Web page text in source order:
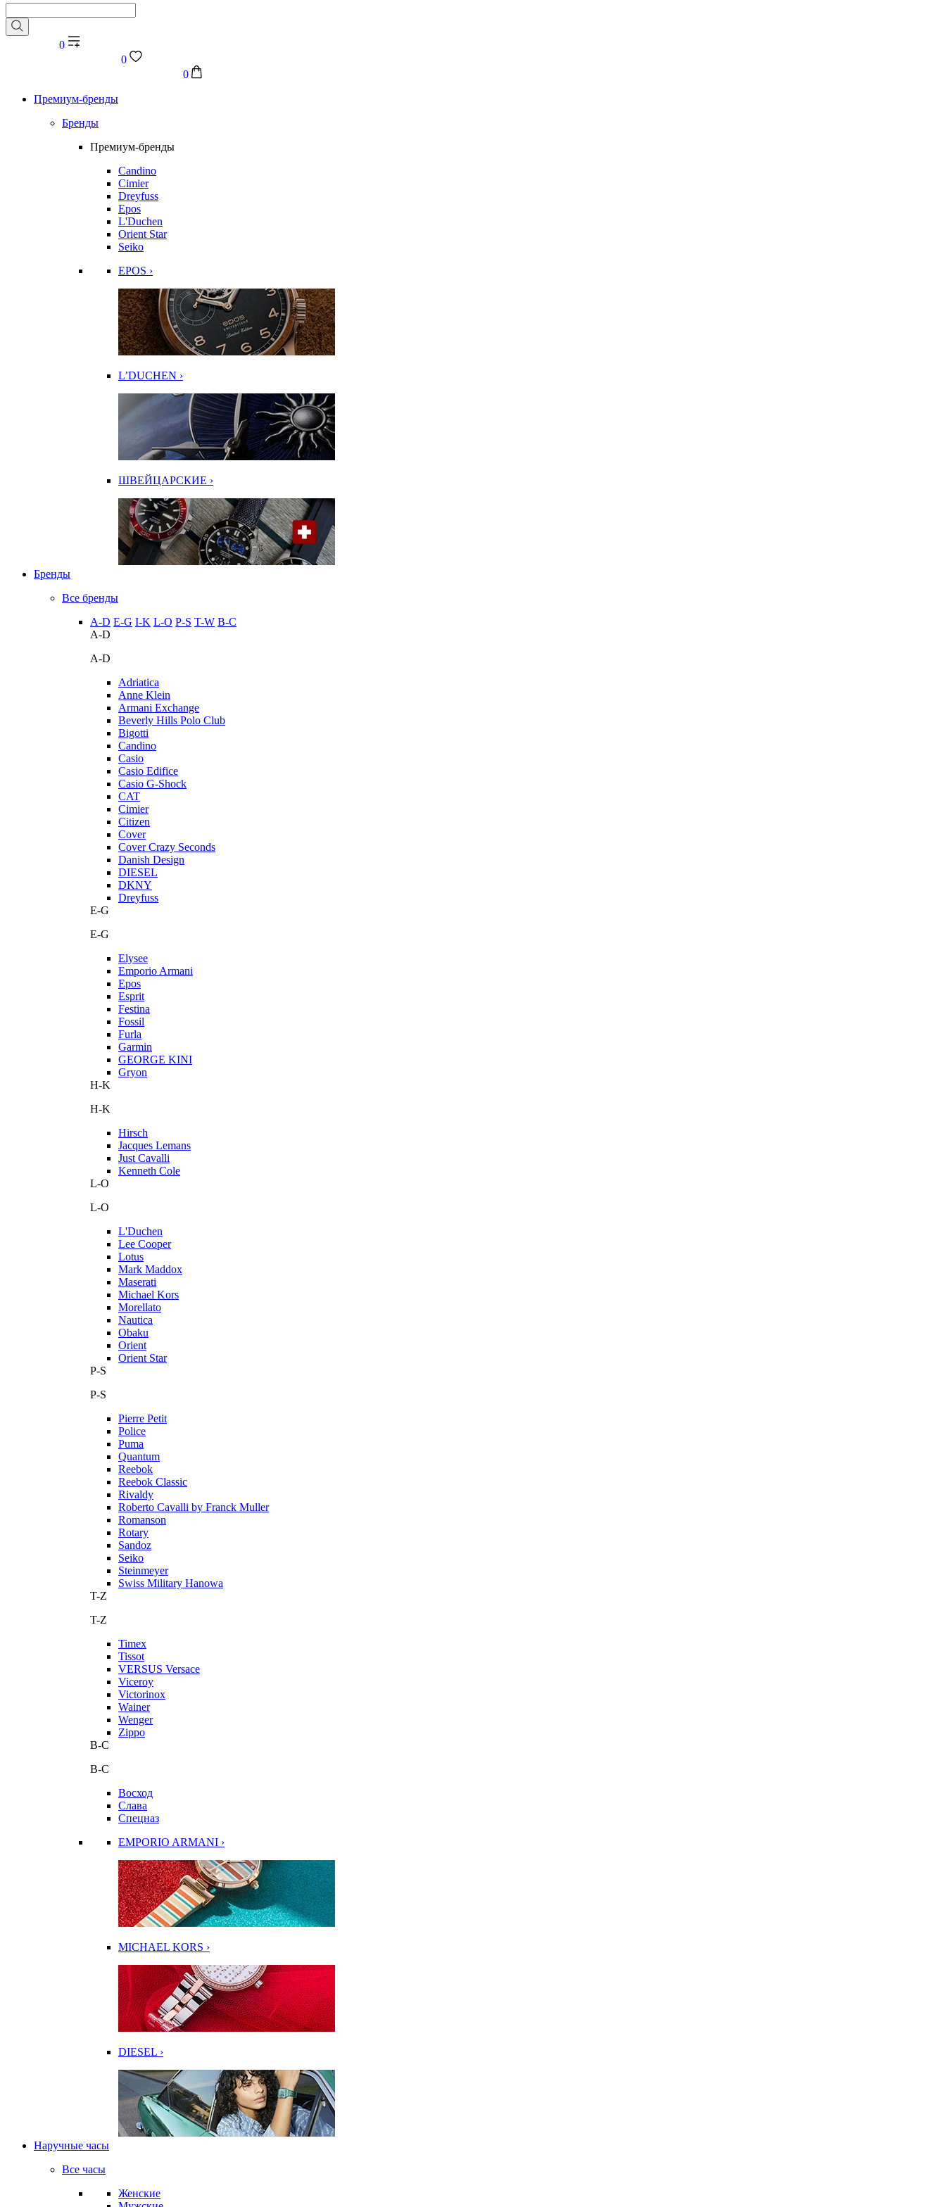
0
0
0
Премиум-бренды
Бренды
Премиум-бренды
Candino
Cimier
Dreyfuss
Epos
L'Duchen
Orient Star
Seiko
EPOS ›
L’DUCHEN ›
ШВЕЙЦАРСКИЕ ›
Бренды
Все бренды
A-D E-G I-K L-O P-S T-W В-С
A-D
A-D
Adriatica
Anne Klein
Armani Exchange
Beverly Hills Polo Club
Bigotti
Candino
Casio
Casio Edifice
Casio G-Shock
CAT
Cimier
Citizen
Cover
Cover Crazy Seconds
Danish Design
DIESEL
DKNY
Dreyfuss
E-G
E-G
Elysee
Emporio Armani
Epos
Esprit
Festina
Fossil
Furla
Garmin
GEORGE KINI
Gryon
H-K
H-K
Hirsch
Jacques Lemans
Just Cavalli
Kenneth Cole
L-O
L-O
L'Duchen
Lee Cooper
Lotus
Mark Maddox
Maserati
Michael Kors
Morellato
Nautica
Obaku
Orient
Orient Star
P-S
P-S
Pierre Petit
Police
Puma
Quantum
Reebok
Reebok Classic
Rivaldy
Roberto Cavalli by Franck Muller
Romanson
Rotary
Sandoz
Seiko
Steinmeyer
Swiss Military Hanowa
T-Z
T-Z
Timex
Tissot
VERSUS Versace
Viceroy
Victorinox
Wainer
Wenger
Zippo
В-С
В-С
Восход
Слава
Спецназ
EMPORIO ARMANI ›
MICHAEL KORS ›
DIESEL ›
Наручные часы
Все часы
Женские